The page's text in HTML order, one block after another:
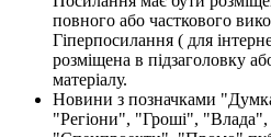
повного або часткового
Гіперпосилання ( для
розміщена в підзаголовку
матеріалу.
Новини з позначками
"Регіони", "Гроші",